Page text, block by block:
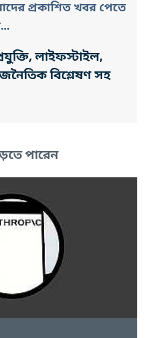
প্রকাশিত খবর পেতে
লাইফস্টাইল,
বিশ্লেষণ সহ
পারেন